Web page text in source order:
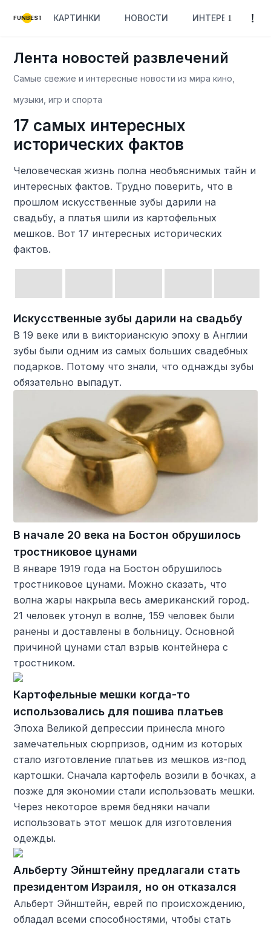
FUNBEST КАРТИНКИ НОВОСТИ ИНТЕРЕСНОЕ
Лента новостей развлечений
Самые свежие и интересные новости из мира кино,
музыки, игр и спорта
17 самых интересных
исторических фактов
Человеческая жизнь полна необъяснимых тайн и
интересных фактов. Трудно поверить, что в
прошлом искусственные зубы дарили на
свадьбу, а платья шили из картофельных
мешков. Вот 17 интересных исторических
фактов.
Искусственные зубы дарили на свадьбу
В 19 веке или в викторианскую эпоху в Англии
зубы были одним из самых больших свадебных
подарков. Потому что знали, что однажды зубы
обязательно выпадут.
В начале 20 века на Бостон обрушилось
тростниковое цунами
В январе 1919 года на Бостон обрушилось
тростниковое цунами. Можно сказать, что
волна жары накрыла весь американский город.
21 человек утонул в волне, 159 человек были
ранены и доставлены в больницу. Основной
причиной цунами стал взрыв контейнера с
тростником.
Картофельные мешки когда-то
использовались для пошива платьев
Эпоха Великой депрессии принесла много
замечательных сюрпризов, одним из которых
стало изготовление платьев из мешков из-под
картошки. Сначала картофель возили в бочках, а
позже для экономии стали использовать мешки.
Через некоторое время бедняки начали
использовать этот мешок для изготовления
одежды.
Альберту Эйнштейну предлагали стать
президентом Израиля, но он отказался
Альберт Эйнштейн, еврей по происхождению,
обладал всеми способностями, чтобы стать